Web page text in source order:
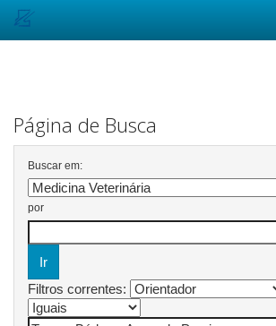
Página de Busca
Buscar em:
por
Filtros correntes: